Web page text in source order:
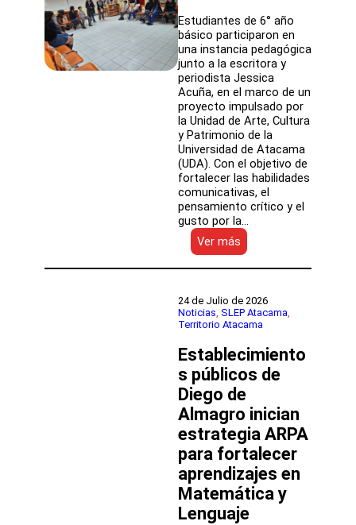
Estudiantes de 6° año
básico participaron en
una instancia pedagógica
junto a la escritora y
periodista Jessica
Acuña, en el marco de un
proyecto impulsado por
la Unidad de Arte, Cultura
y Patrimonio de la
Universidad de Atacama
(UDA). Con el objetivo de
fortalecer las habilidades
comunicativas, el
pensamiento crítico y el
gusto por la…
Ver más
Proyecto
ejecutado
la
UDA
fortalece
fomento
lector
con
taller
de
creación
literaria
en
Escuela
Los
Estandartes
24 de Julio de 2026
Noticias, SLEP Atacama
Territorio Atacama
Establecimiento
s públicos de
Diego de
Almagro inician
estrategia ARPA
para fortalecer
aprendizajes en
Matemática y
Lenguaje